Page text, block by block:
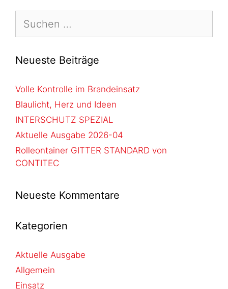
Neueste Beiträge
Volle Kontrolle im Brandeinsatz
Blaulicht, Herz und Ideen
INTERSCHUTZ SPEZIAL
Aktuelle Ausgabe 2026-04
Rolleontainer GITTER STANDARD von
CONTITEC
Neueste Kommentare
Kategorien
Aktuelle Ausgabe
Allgemein
Einsatz